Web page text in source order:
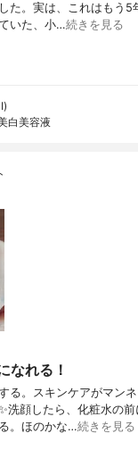
た。実は、これはもう5
いた、小…続きを見る
白美容液
なれる！
る。スキンケアがマン
洗顔したら、化粧水の
。ほのかな…続きを見る